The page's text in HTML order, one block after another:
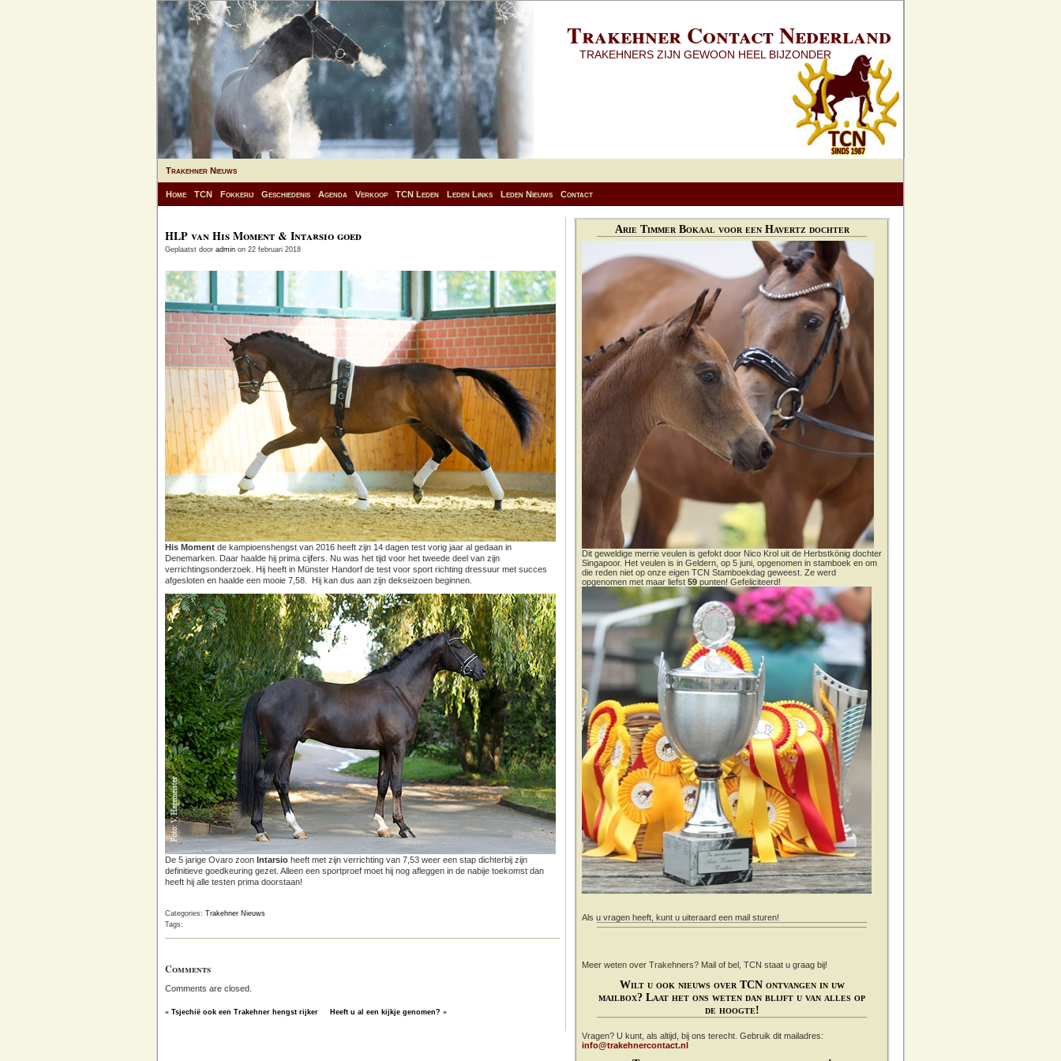
Trakehner Contact Nederland
TRAKEHNERS ZIJN GEWOON HEEL BIJZONDER
Trakehner Nieuws
Home TCN Fokkerij Geschiedenis Agenda Verkoop TCN Leden Leden Links Leden Nieuws Contact
HLP van His Moment & Intarsio goed
Geplaatst door admin on 22 februari 2018
His Moment de kampioenshengst van 2016 heeft zijn 14 dagen test vorig jaar al gedaan in
Denemarken. Daar haalde hij prima cijfers. Nu was het tijd voor het tweede deel van zijn
verrichtingsonderzoek. Hij heeft in Münster Handorf de test voor sport richting dressuur met succes
afgesloten en haalde een mooie 7,58. Hij kan dus aan zijn dekseizoen beginnen.
De 5 jarige Ovaro zoon Intarsio heeft met zijn verrichting van 7,53 weer een stap dichterbij zijn
definitieve goedkeuring gezet. Alleen een sportproef moet hij nog afleggen in de nabije toekomst dan
heeft hij alle testen prima doorstaan!
Categories: Trakehner Nieuws
Tags:
Comments
Comments are closed.
« Tsjechië ook een Trakehner hengst rijker Heeft u al een kijkje genomen? »
Arie Timmer Bokaal voor een Havertz dochter
Dit geweldige merrie veulen is gefokt door Nico Krol uit de Herbstkönig dochter
Singapoor. Het veulen is in Geldern, op 5 juni, opgenomen in stamboek en om
die reden niet op onze eigen TCN Stamboekdag geweest. Ze werd
opgenomen met maar liefst 59 punten! Gefeliciteerd!
Als u vragen heeft, kunt u uiteraard een mail sturen!
Meer weten over Trakehners? Mail of bel, TCN staat u graag bij!
Wilt u ook nieuws over TCN ontvangen in uw
mailbox? Laat het ons weten dan blijft u van alles op
de hoogte!
Vragen? U kunt, als altijd, bij ons terecht. Gebruik dit mailadres:
info@trakehnercontact.nl